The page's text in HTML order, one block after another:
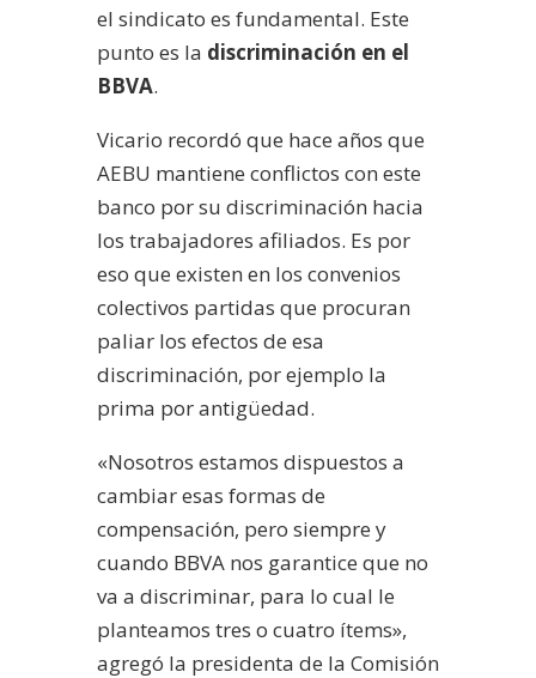
el sindicato es fundamental. Este
punto es la discriminación en el
BBVA.
Vicario recordó que hace años que
AEBU mantiene conflictos con este
banco por su discriminación hacia
los trabajadores afiliados. Es por
eso que existen en los convenios
colectivos partidas que procuran
paliar los efectos de esa
discriminación, por ejemplo la
prima por antigüedad.
«Nosotros estamos dispuestos a
cambiar esas formas de
compensación, pero siempre y
cuando BBVA nos garantice que no
va a discriminar, para lo cual le
planteamos tres o cuatro ítems»,
agregó la presidenta de la Comisión